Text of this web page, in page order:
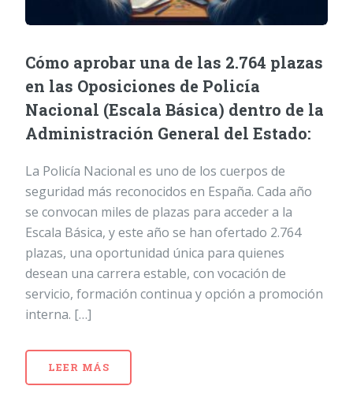
Cómo aprobar una de las 2.764 plazas
en las Oposiciones de Policía
Nacional (Escala Básica) dentro de la
Administración General del Estado:
La Policía Nacional es uno de los cuerpos de
seguridad más reconocidos en España. Cada año
se convocan miles de plazas para acceder a la
Escala Básica, y este año se han ofertado 2.764
plazas, una oportunidad única para quienes
desean una carrera estable, con vocación de
servicio, formación continua y opción a promoción
interna. […]
LEER MÁS